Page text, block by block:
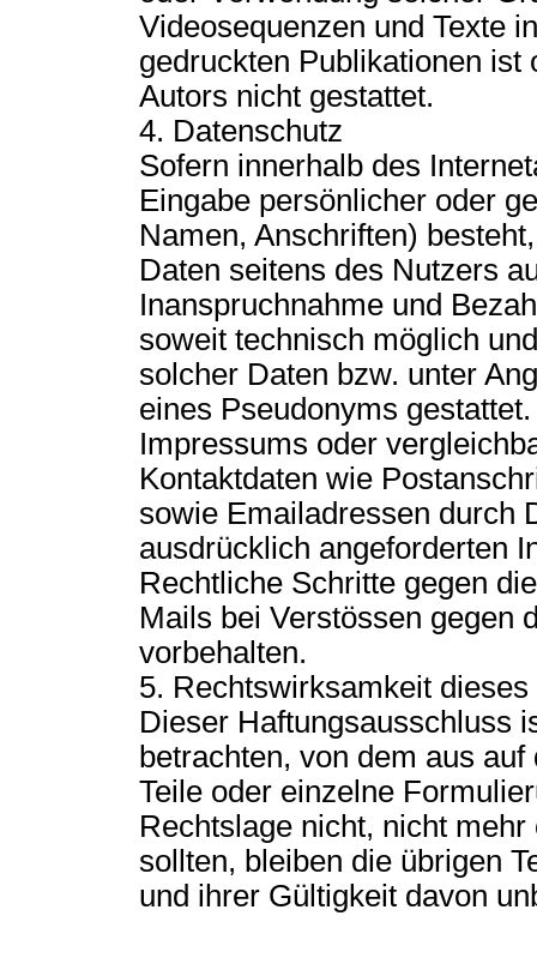
Videosequenzen und Texte
gedruckten Publikationen
Autors nicht gestattet.
4. Datenschutz
Sofern innerhalb des
Eingabe persönlicher oder
Namen, Anschriften)
Daten seitens des Nutzers
Inanspruchnahme und
soweit technisch möglich
solcher Daten bzw. unter
eines Pseudonyms
Impressums oder
Kontaktdaten wie
sowie Emailadressen durch
ausdrücklich angeforderten
Rechtliche Schritte gegen
Mails bei Verstössen gegen
vorbehalten.
5. Rechtswirksamkeit
Dieser Haftungsausschluss
betrachten, von dem aus
Teile oder einzelne
Rechtslage nicht, nicht
sollten, bleiben die übrigen
und ihrer Gültigkeit davon